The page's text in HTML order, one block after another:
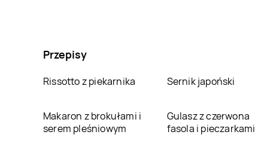
Przepisy
Rissotto z piekarnika Sernik japoński
Makaron z brokułami i
serem pleśniowym
Gulasz z czerwona
fasola i pieczarkami